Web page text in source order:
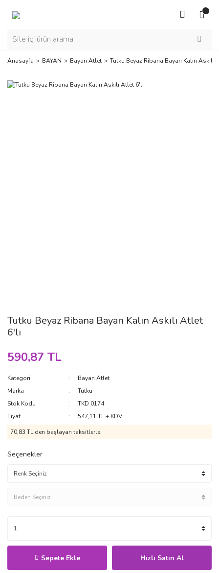
Anasayfa BAYAN Bayan Atlet Tutku Beyaz Ribana Bayan Kalın Askılı
Tutku Beyaz Ribana Bayan Kalın Askılı Atlet
6'lı
590,87 TL
Kategori
Bayan Atlet
Marka
Tutku
Stok Kodu
TKD 0174
Fiyat
547,11 TL + KDV
70,83 TL den başlayan taksitlerle!
Seçenekler
Sepete Ekle Hızlı Satın Al